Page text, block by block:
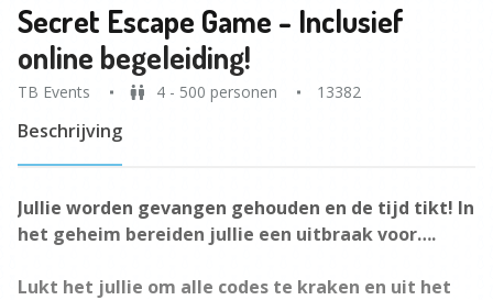
Secret Escape Game - Inclusief
online begeleiding!
TB Events 4 - 500 personen 13382
Beschrijving
Jullie worden gevangen gehouden en de tijd tikt! In
het geheim bereiden jullie een uitbraak voor….
Lukt het jullie om alle codes te kraken en uit het